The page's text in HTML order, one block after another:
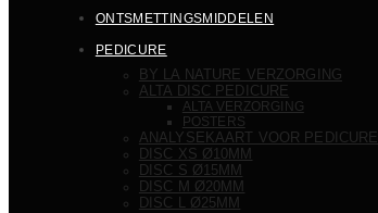
ONTSMETTINGSMIDDELEN
PEDICURE
BY LA NATURE VERZORGING
ALTA DISC PEDICURE
ALTA VERZORGING
POSTERS
ANALYSEKAART VOOR PEDICURE
DISC XS Ø10MM
DISC S Ø15MM
DISC M Ø20MM
DISC L Ø25MM